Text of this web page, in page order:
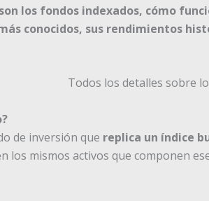
los fondos indexados, cómo
conocidos, sus rendimientos
de inversión que replica un índice
los mismos activos que componen